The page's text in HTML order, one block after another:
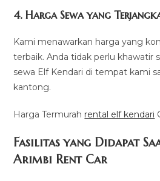
4. Harga Sewa yang
Kami menawarkan harga yang
terbaik. Anda tidak perlu khawatir
sewa Elf Kendari di tempat kami
kantong.
Harga Termurah rental elf kendari
Fasilitas yang Didapat
Arimbi Rent Car